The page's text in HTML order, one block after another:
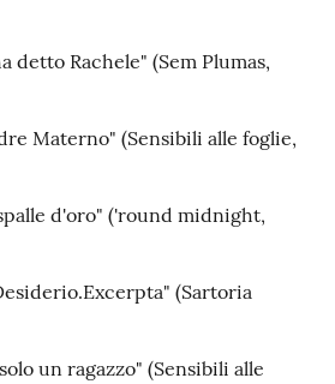
detto Rachele" (Sem Plumas,
Materno" (Sensibili alle foglie,
d'oro" ('round midnight,
(Sartoria
un ragazzo" (Sensibili alle